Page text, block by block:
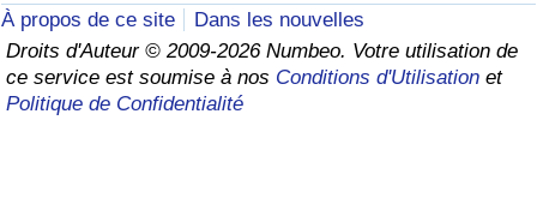
À propos de ce site
Dans les nouvelles
Droits d'Auteur © 2009-2026 Numbeo. Votre utilisation de
ce service est soumise à nos Conditions d'Utilisation et
Politique de Confidentialité
Indice de Criminalité (Actuel)
Indice de Criminalité